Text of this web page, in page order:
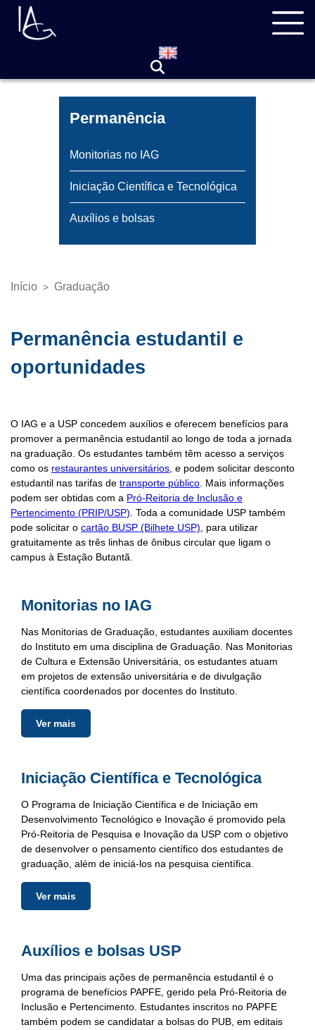
Pular
para
Permanência
Monitorias no IAG
Iniciação Científica e Tecnológica
Auxílios e bolsas
Trilha
Início > Graduação
Permanência estudantil e
oportunidades
O IAG e a USP concedem auxílios e oferecem benefícios para
promover a permanência estudantil ao longo de toda a jornada
na graduação. Os estudantes também têm acesso a serviços
como os restaurantes universitários , e podem solicitar desconto
estudantil nas tarifas de transporte público . Mais informações
podem ser obtidas com a Pró-Reitoria de Inclusão e
Pertencimento (PRIP/USP) . Toda a comunidade USP também
pode solicitar o cartão BUSP (Bilhete USP) , para utilizar
gratuitamente as três linhas de ônibus circular que ligam o
campus à Estação Butantã.
Monitorias no IAG
Nas Monitorias de Graduação, estudantes auxiliam docentes
do Instituto em uma disciplina de Graduação. Nas Monitorias
de Cultura e Extensão Universitária, os estudantes atuam
em projetos de extensão universitária e de divulgação
científica coordenados por docentes do Instituto.
Ver mais
Iniciação Científica e Tecnológica
O Programa de Iniciação Científica e de Iniciação em
Desenvolvimento Tecnológico e Inovação é promovido pela
Pró-Reitoria de Pesquisa e Inovação da USP com o objetivo
de desenvolver o pensamento científico dos estudantes de
graduação, além de iniciá-los na pesquisa científica.
Ver mais
Auxílios e bolsas USP
Uma das principais ações de permanência estudantil é o
programa de benefícios PAPFE, gerido pela Pró-Reitoria de
Inclusão e Pertencimento. Estudantes inscritos no PAPFE
também podem se candidatar a bolsas do PUB, em editais